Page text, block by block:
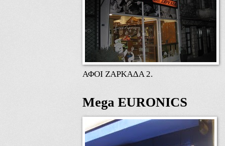
ΑΦΟΙ ΖΑΡΚΑΔΑ 2.
Mega EURONICS